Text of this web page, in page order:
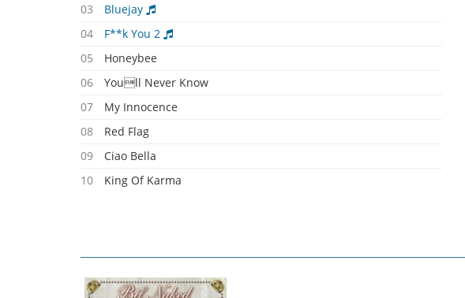
03
Bluejay
04
F**k You 2
05
Honeybee
06
Youll Never Know
07
My Innocence
08
Red Flag
09
Ciao Bella
10
King Of Karma